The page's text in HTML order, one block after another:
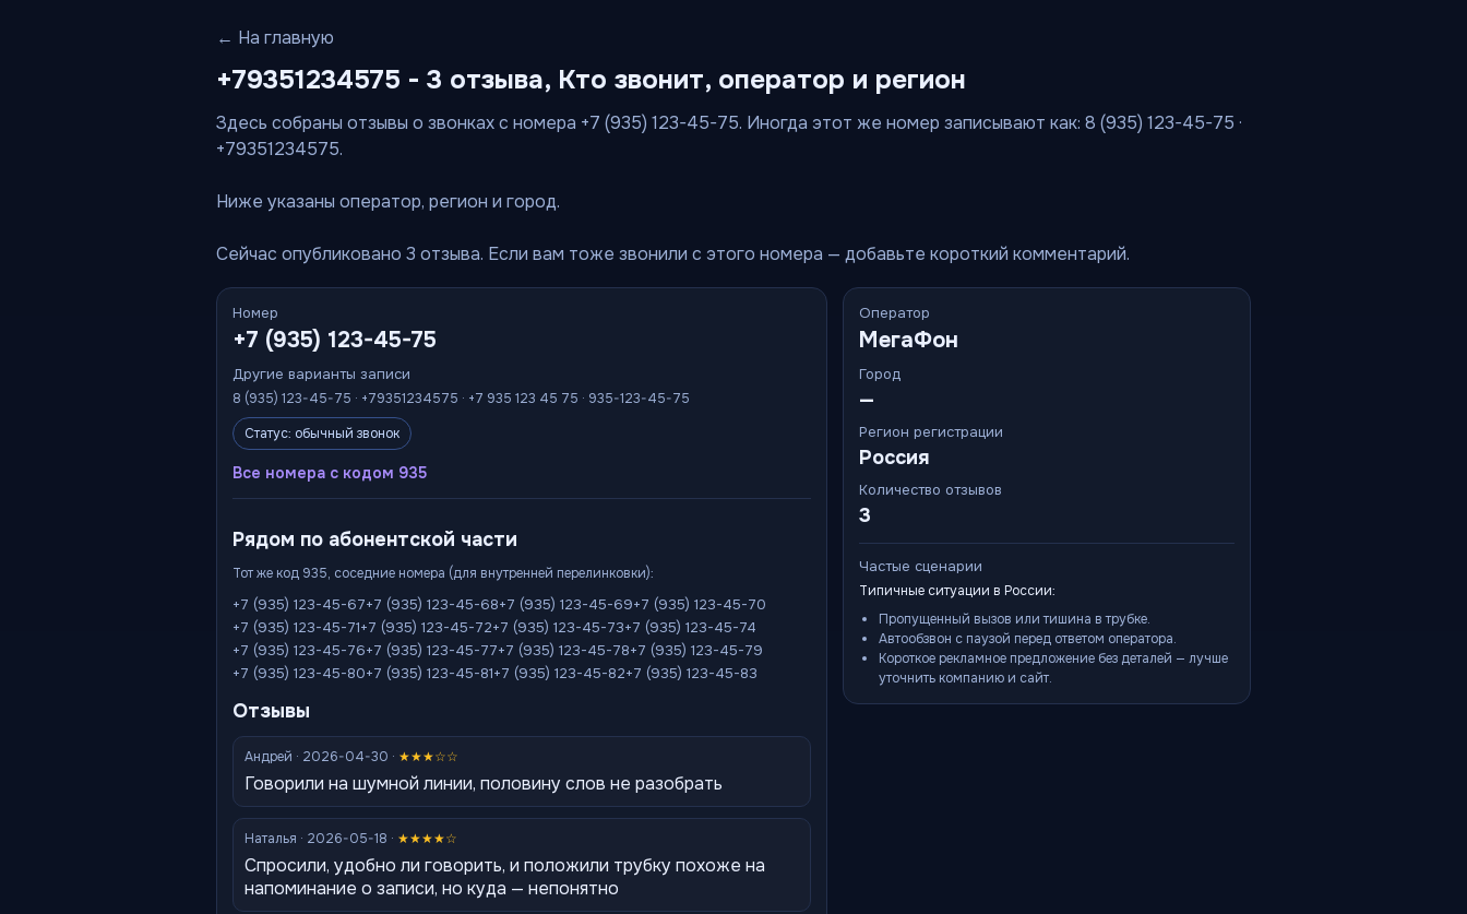
← На главную
+79351234575 - 3 отзыва, Кто звонит, оператор и регион
Здесь собраны отзывы о звонках с номера +7 (935) 123-45-75. Иногда этот же номер записывают как: 8 (935) 123-45-75 ·
+79351234575.
Ниже указаны оператор, регион и город.
Сейчас опубликовано 3 отзыва. Если вам тоже звонили с этого номера — добавьте короткий комментарий.
Номер
+7 (935) 123-45-75
Другие варианты записи
8 (935) 123-45-75 · +79351234575 · +7 935 123 45 75 · 935-123-45-75
Статус: обычный звонок
Все номера с кодом 935
Рядом по абонентской части
Тот же код 935, соседние номера (для внутренней перелинковки):
+7 (935) 123-45-67+7 (935) 123-45-68+7 (935) 123-45-69+7 (935) 123-45-70
+7 (935) 123-45-71+7 (935) 123-45-72+7 (935) 123-45-73+7 (935) 123-45-74
+7 (935) 123-45-76+7 (935) 123-45-77+7 (935) 123-45-78+7 (935) 123-45-79
+7 (935) 123-45-80+7 (935) 123-45-81+7 (935) 123-45-82+7 (935) 123-45-83
Отзывы
Андрей · 2026-04-30 · ★★★☆☆
Говорили на шумной линии, половину слов не разобрать
Наталья · 2026-05-18 · ★★★★☆
Спросили, удобно ли говорить, и положили трубку похоже на
напоминание о записи, но куда — непонятно
Оператор
МегаФон
Город
—
Регион регистрации
Россия
Количество отзывов
3
Частые сценарии
Типичные ситуации в России:
Пропущенный вызов или тишина в трубке.
Автообзвон с паузой перед ответом оператора.
Короткое рекламное предложение без деталей — лучше
уточнить компанию и сайт.